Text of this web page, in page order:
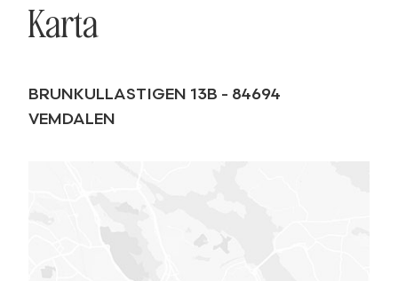
Karta
BRUNKULLASTIGEN 13B - 84694
VEMDALEN